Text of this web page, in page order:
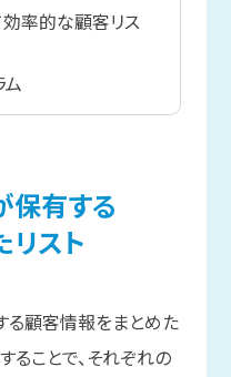
効率的な顧客リス
ム
保有する
リスト
る顧客情報をまとめた
ることで、それぞれの